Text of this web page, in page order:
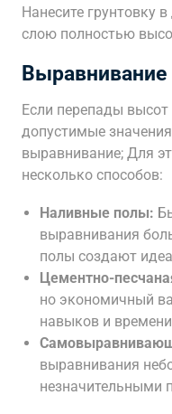
Нанесите грунтовку
слою полностью
Выравнивание
Если перепады
допустимые
выравнивание; Для
несколько способов:
Наливные полы:
выравнивания
полы создают
Цементно-
но экономичный
навыков и
выравнивания
незначительными